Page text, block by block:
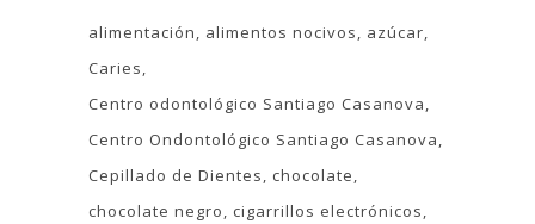
alimentación alimentos nocivos
azúcar
Caries
Centro odontológico Santiago Casanova
Centro Ondontológico Santiago Casanova
Cepillado de Dientes
chocolate
chocolate negro
cigarrillos electrónicos